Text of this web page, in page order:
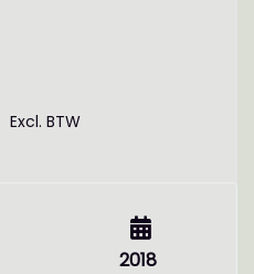
Excl. BTW
2018